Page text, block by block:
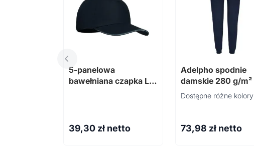
5-panelowa
bawełniana czapka LE
39,30 zł netto
Adelpho spodnie
damskie 280 g/m²
Dostępne różne kolory
73,98 zł netto